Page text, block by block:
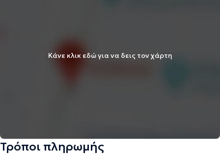
Κάνε κλικ εδώ για να δεις τον χάρτη
Τρόποι πληρωμής